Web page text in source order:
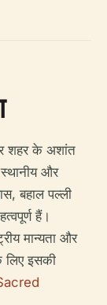
शहर के अशांत
और
बहाल पल्ली
हैं।
मान्यता और
लिए इसकी